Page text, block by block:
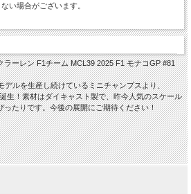
い場合がございます。
ラーレン F1チーム MCL39 2025 F1 モナコGP #81
デルを生産し続けているミニチャンプスより、
生！素材はダイキャスト製で、昨今人気のスケール
ったりです。今後の展開にご期待ください！